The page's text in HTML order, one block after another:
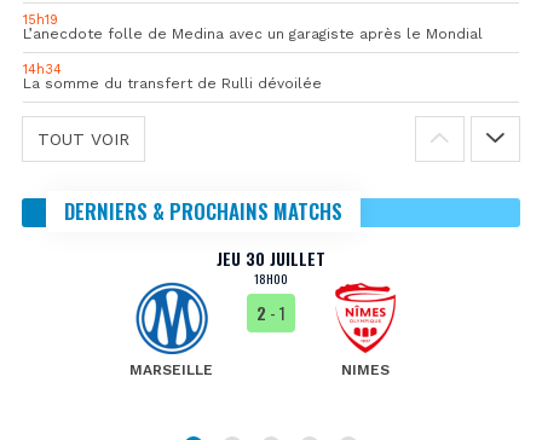
15h19
L’anecdote folle de Medina avec un garagiste après le Mondial
14h34
La somme du transfert de Rulli dévoilée
TOUT VOIR
DERNIERS & PROCHAINS MATCHS
JEU 30 JUILLET
18H00
MARSEILLE
2 - 1
NIMES